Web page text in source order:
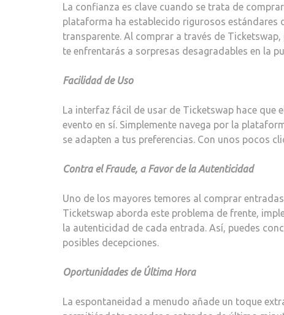
La confianza es clave cuando se trata de
plataforma ha establecido rigurosos estándares
transparente. Al comprar a través de
te enfrentarás a sorpresas desagradables en la
Facilidad de Uso
La interfaz fácil de usar de Ticketswap hace que
evento en sí. Simplemente navega por la
se adapten a tus preferencias. Con unos pocos
Contra el Fraude, a Favor de la Autenticidad
Uno de los mayores temores al comprar
Ticketswap aborda este problema de frente,
la autenticidad de cada entrada. Así, puedes
posibles decepciones.
Oportunidades de Última Hora
La espontaneidad a menudo añade un toque